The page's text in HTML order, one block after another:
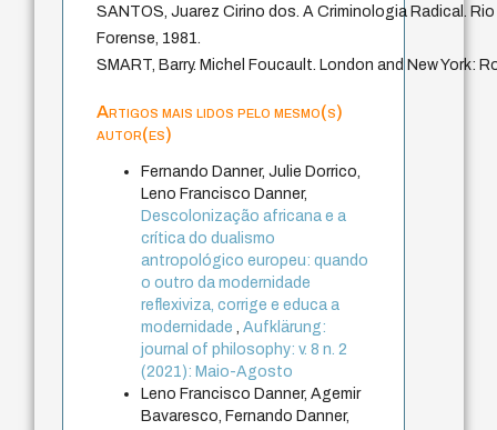
SANTOS, Juarez Cirino dos. A Criminologia Radical.
Forense, 1981.
SMART, Barry. Michel Foucault. London and New York:
Artigos mais lidos pelo mesmo(s)
autor(es)
Fernando Danner, Julie Dorrico,
Leno Francisco Danner,
Descolonização africana e a
crítica do dualismo
antropológico europeu: quando
o outro da modernidade
reflexiviza, corrige e educa a
modernidade,Aufklärung:
journal of philosophy: v. 8 n. 2
(2021): Maio-Agosto
Leno Francisco Danner, Agemir
Bavaresco, Fernando Danner,